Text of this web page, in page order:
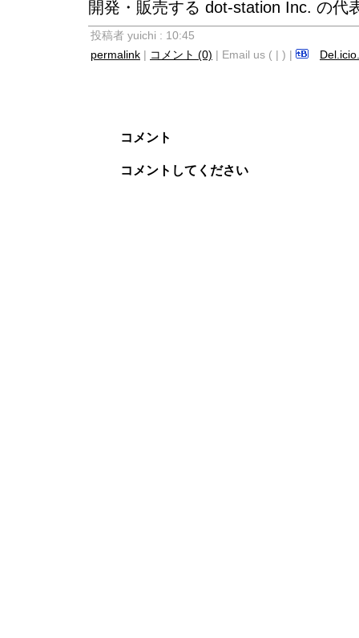
開発・販売する dot-station Inc. の代
投稿者 yuichi : 10:45
permalink | コメント (0) | Email us ( | ) |
コメント
コメントしてください